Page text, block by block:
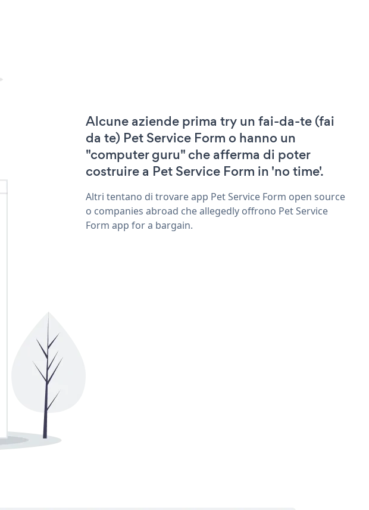
Alcune aziende prima try un fai-da-te (fai
da te) Pet Service Form o hanno un
"computer guru" che afferma di poter
costruire a Pet Service Form in 'no time'.
Altri tentano di trovare app Pet Service Form open source
o companies abroad che allegedly offrono Pet Service
Form app for a bargain.